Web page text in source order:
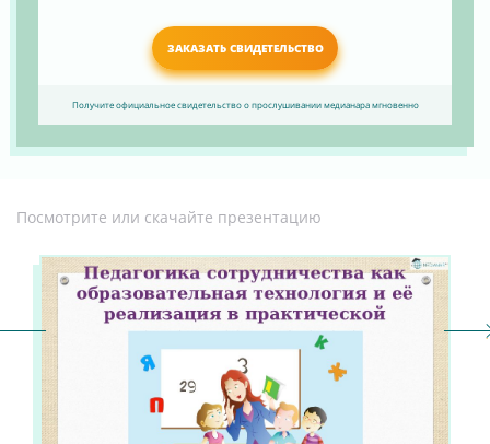
ЗАКАЗАТЬ СВИДЕТЕЛЬСТВО
Получите официальное свидетельство о прослушивании медианара мгновенно
Посмотрите или скачайте презентацию